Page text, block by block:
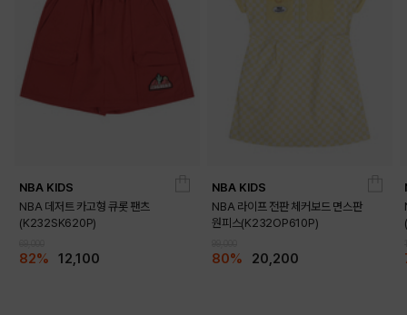
NBA KIDS
NBA 데저트 카고형 큐롯 팬츠
(K232SK620P)
82% 12,100
NBA KIDS
NBA 라이프 전판 체커보드 면스판
원피스(K232OP610P)
80% 20,200